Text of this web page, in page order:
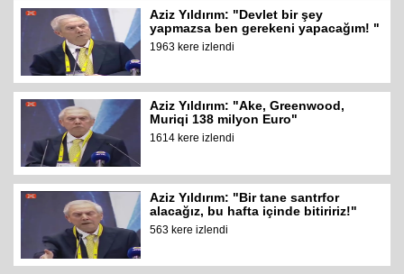
Aziz Yıldırım: "Devlet bir şey
yapmazsa ben gerekeni yapacağım! "
1963 kere izlendi
Aziz Yıldırım: "Ake, Greenwood,
Muriqi 138 milyon Euro"
1614 kere izlendi
Aziz Yıldırım: "Bir tane santrfor
alacağız, bu hafta içinde bitiririz!"
563 kere izlendi